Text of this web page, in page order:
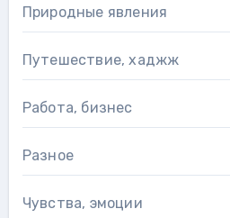
Природные явления
Путешествие, хаджж
Работа, бизнес
Разное
Чувства, эмоции